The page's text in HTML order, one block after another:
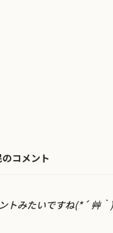
コメント
トみたいですね(*´ 艸｀)